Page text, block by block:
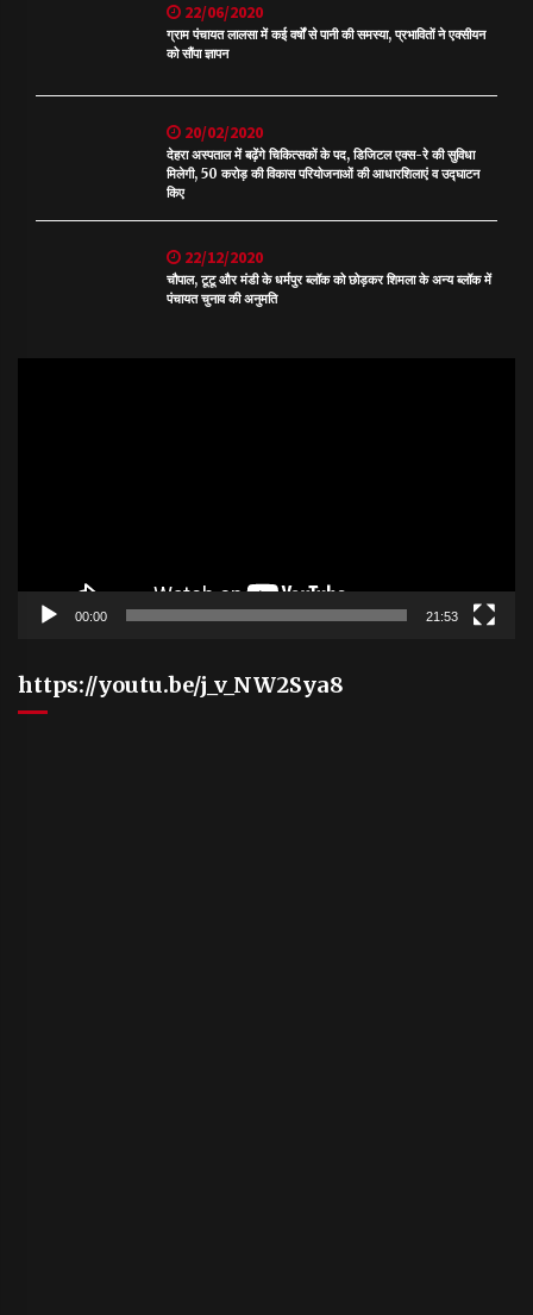
22/06/2020
ग्राम पंचायत लालसा में कई वर्षों से पानी की समस्या, प्रभावितों ने एक्सीयन
को सौंपा ज्ञापन
20/02/2020
देहरा अस्पताल में बढ़ेंगे चिकित्सकों के पद, डिजिटल एक्स-रे की सुविधा
मिलेगी, 50 करोड़ की विकास परियोजनाओं की आधारशिलाएं व उद्घाटन
किए
22/12/2020
चौपाल, टूटू और मंडी के धर्मपुर ब्लॉक को छोड़कर शिमला के अन्य ब्लॉक में
पंचायत चुनाव की अनुमति
00:00 21:53
https://youtu.be/j_v_NW2Sya8